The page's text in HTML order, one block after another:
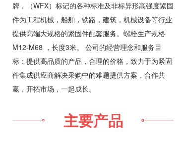
牌，（WFX）标记的各种标准及非标异形高强度紧固
件为工程机械，船舶，铁路，建筑，机械设备等行业
提供高端大规格的紧固件配套服务。螺栓生产规格
M12-M68 ，长度3米。 公司的经营理念和服务目
标：提供高品质的产品，合理的价格，致力于为紧固
件集成供应商解决采购中的难题提供方案，合作共
赢，开拓市场，一起成长。
主要产品